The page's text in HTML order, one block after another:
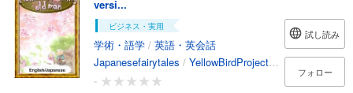
versi...
ビジネス・実用
学術・語学 / 英語・英会話
Japanesefairytales / YellowBirdProject/ Chihiro/
-
試し読み
フォロー